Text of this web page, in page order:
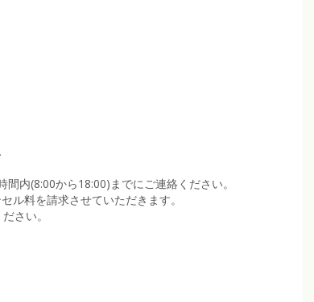
内(8:00から18:00)までにご連絡ください。
ル料を請求させていただきます。
さい。